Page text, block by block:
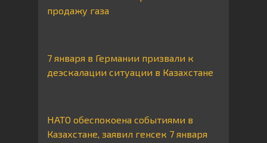
продажу газа
7 января в Германии призвали к
деэскалации ситуации в Казахстане
НАТО обеспокоена событиями в
Казахстане, заявил генсек 7 января